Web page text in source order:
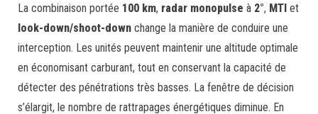
La combinaison portée 100 km, radar monopulse à 2°, MTI et
look-down/shoot-down change la manière de conduire une
interception. Les unités peuvent maintenir une altitude optimale
en économisant carburant, tout en conservant la capacité de
détecter des pénétrations très basses. La fenêtre de décision
s’élargit, le nombre de rattrapages énergétiques diminue. En